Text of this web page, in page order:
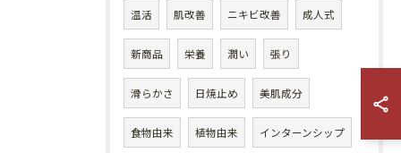
温活 肌改善 ニキビ改善 成人式
新商品 栄養 潤い 張り
滑らかさ 日焼止め 美肌成分
食物由来 植物由来 インターンシップ